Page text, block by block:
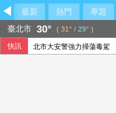
最新 熱門 專題
臺北市 30° ( 31° / 29° )
快訊 北市大安警強力掃蕩毒駕